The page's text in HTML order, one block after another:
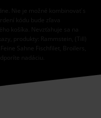
Nie je možné kombinovať s
kódu bude zľava
košíka. Nevzťahuje sa na
produkty: Rammstein, (Till)
Sahne Fischfilet, Broilers,
nadáciu.